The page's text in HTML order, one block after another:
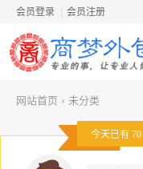
会员登录 会员注册
网站首页 › 未分类
今天已有 70